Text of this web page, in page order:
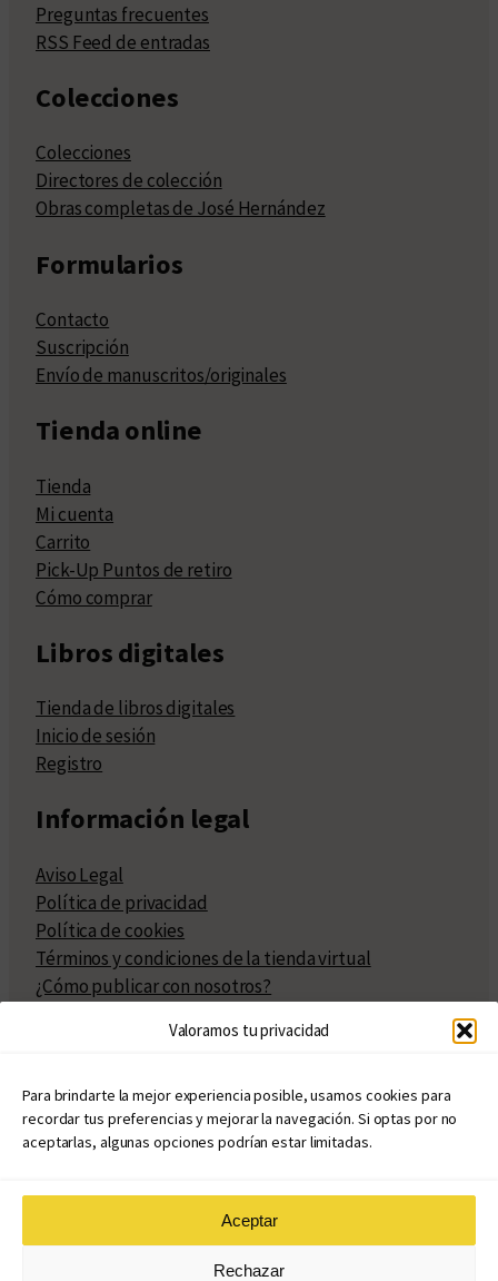
Valoramos tu privacidad
Para brindarte la mejor experiencia posible, usamos cookies para
recordar tus preferencias y mejorar la navegación. Si optas por no
aceptarlas, algunas opciones podrían estar limitadas.
Aceptar
Rechazar
Preguntas frecuentes
RSS Feed de entradas
Colecciones
Colecciones
Directores de colección
Obras completas de José Hernández
Formularios
Contacto
Suscripción
Envío de manuscritos/originales
Tienda online
Tienda
Mi cuenta
Carrito
Pick-Up Puntos de retiro
Cómo comprar
Libros digitales
Tienda de libros digitales
Inicio de sesión
Registro
Información legal
Aviso Legal
Política de privacidad
Política de cookies
Términos y condiciones de la tienda virtual
¿Cómo publicar con nosotros?
Políticas de publicación
Políticas de coedición
Atribuciones